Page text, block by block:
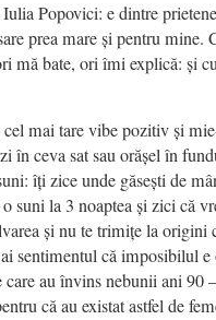
Popovici: e dintre
prea mare și pentru mine.
mă bate, ori îmi explică: și
mai tare vibe pozitiv și
în ceva sat sau orășel în
îți zice unde găsești de
suni la 3 noaptea și zici că
și nu te trimițe la origini
sentimentul că imposibilul e
au învins nebunii ani 90
că au existat astfel de